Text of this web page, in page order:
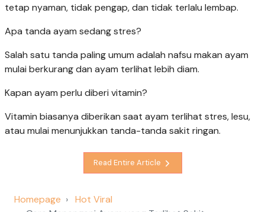
tetap nyaman, tidak pengap, dan tidak terlalu lembap.
Apa tanda ayam sedang stres?
Salah satu tanda paling umum adalah nafsu makan ayam
mulai berkurang dan ayam terlihat lebih diam.
Kapan ayam perlu diberi vitamin?
Vitamin biasanya diberikan saat ayam terlihat stres, lesu,
atau mulai menunjukkan tanda-tanda sakit ringan.
Read Entire Article
Homepage
Hot Viral